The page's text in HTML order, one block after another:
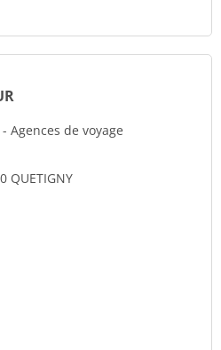
Agences de voyage
QUETIGNY